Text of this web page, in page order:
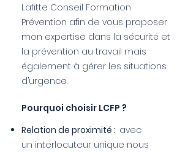
Lafitte Conseil Formation
Prévention afin de vous proposer
mon expertise dans la sécurité et
la prévention au travail mais
également à gérer les situations
d’urgence.
Pourquoi choisir LCFP ?
Relation de proximité : avec
un interlocuteur unique nous